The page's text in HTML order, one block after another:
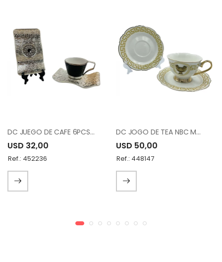
DC JUEGO DE CAFE 6PCS 12-015-K6-SYH-19
USD 32,00
Ref.: 452236
DC JOGO DE TEA NBC MA010012-DS22A032-S6
USD 50,00
Ref.: 448147